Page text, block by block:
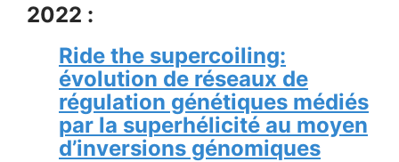
2022 :
Ride the supercoiling:
évolution de réseaux de
régulation génétiques médiés
par la superhélicité au moyen
d’inversions génomiques